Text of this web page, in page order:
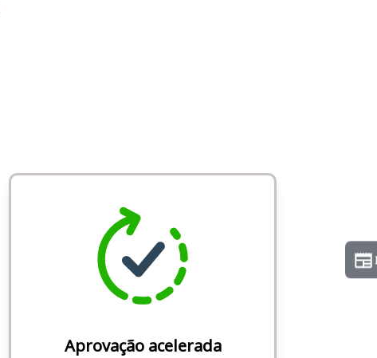
Aprovação acelerada